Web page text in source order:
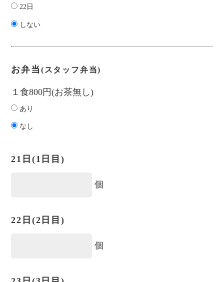
22日
しない
お弁当 (スタッフ弁当)
１食800円(お茶無し)
あり
なし
21日(1日目)
個
22日(2日目)
個